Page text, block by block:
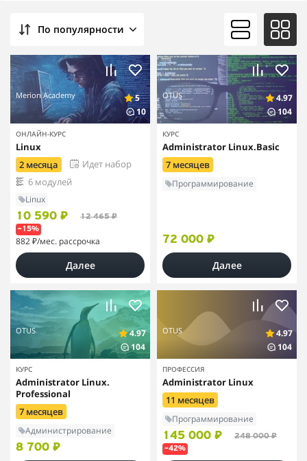
По популярности
Merion Academy
5
10
ОНЛАЙН-КУРС
Linux
2 месяца
Идет набор
6 модулей
Linux
10 590 ₽ 12 465 ₽
–15%
882 ₽/мес. рассрочка
Далее
OTUS
4.97
104
КУРС
Administrator Linux.Basic
7 месяцев
Программирование
72 000 ₽
Далее
OTUS
4.97
104
КУРС
Administrator Linux.
Professional
7 месяцев
Администрирование
8 700 ₽
OTUS
4.97
104
ПРОФЕССИЯ
Administrator Linux
11 месяцев
Программирование
145 000 ₽ 248 000 ₽
–42%